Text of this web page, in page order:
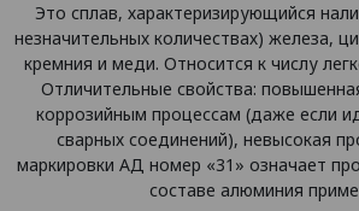
Это сплав, характеризирующийся
незначительных количествах) железа,
кремния и меди. Относится к числу
Отличительные свойства:
коррозийным процессам (даже если
сварных соединений), невысокая
маркировки АД номер «31» означает
составе алюминия